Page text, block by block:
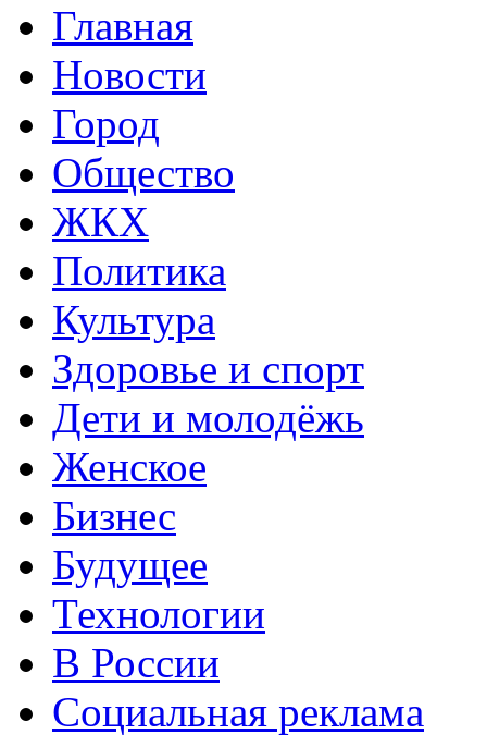
Главная
Новости
Город
Общество
ЖКХ
Политика
Культура
Здоровье и спорт
Дети и молодёжь
Женское
Бизнес
Будущее
Технологии
В России
Социальная реклама